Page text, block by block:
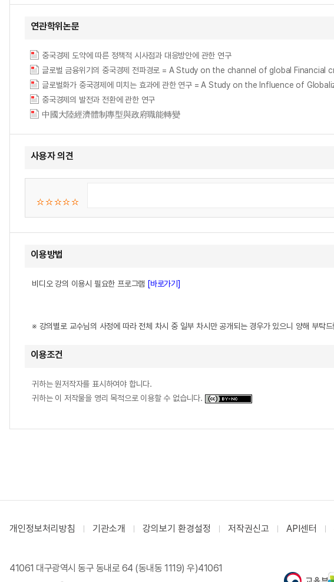
연관학위논문
중국경제 도약에 따른 정책적 시사점과 대응방안에 관한 연구
글로벌 금융위기의 중국경제 전파경로 = A Study on the channel of global
글로벌화가 중국경제에 미치는 효과에 관한 연구 = A Study on the Influence of
중국경제의 발전과 전환에 관한 연구
中國大陸經濟體制專型與政府職能轉變
사용자 의견
이용방법
비디오 강의 이용시 필요한 프로그램 [바로가기]
※ 강의별로 교수님의 사정에 따라 전체 차시 중 일부 차시만 공개되는 경우가 있으니 양해 부탁드
이용조건
귀하는 원저작자를 표시하여야 합니다.
귀하는 이 저작물을 영리 목적으로 이용할 수 없습니다.
개인정보처리방침 기관소개 강의보기 환경설정 저작권신고 API센터
41061 대구광역시 동구 동내로 64 (동내동 1119) 우)41061